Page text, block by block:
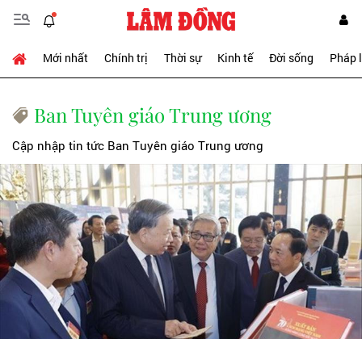
Mới nhất Chính trị Thời sự Kinh tế Đời sống Pháp
Ban Tuyên giáo Trung ương
Cập nhập tin tức Ban Tuyên giáo Trung ương